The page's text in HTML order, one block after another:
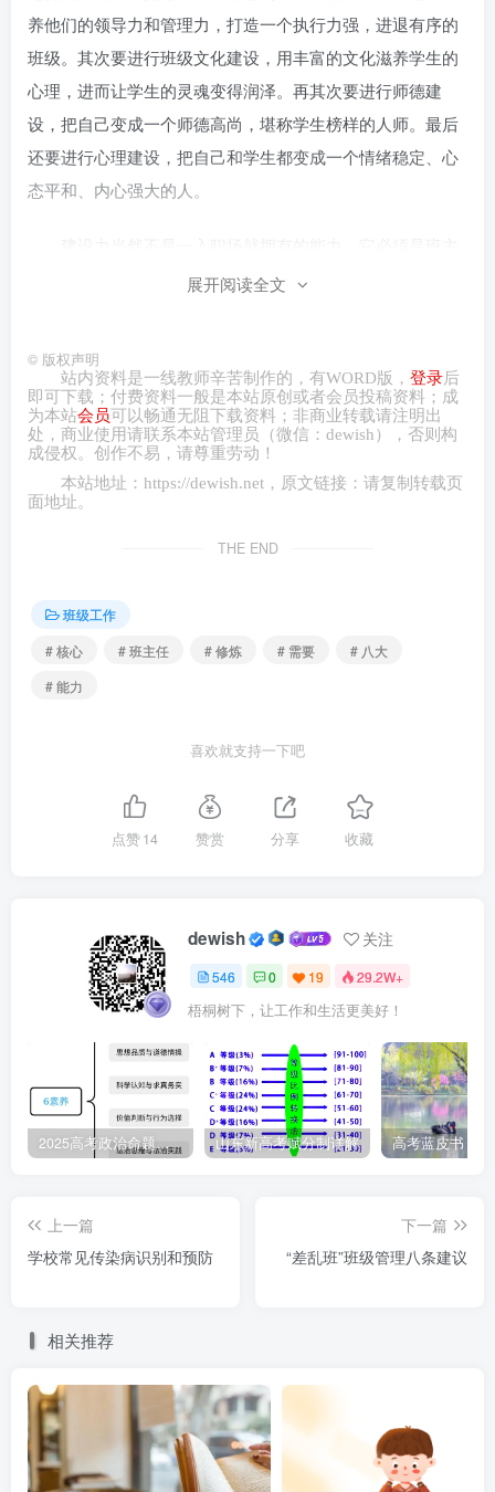
养他们的领导力和管理力，打造一个执行力强，进退有序的
班级。其次要进行班级文化建设，用丰富的文化滋养学生的
心理，进而让学生的灵魂变得润泽。再其次要进行师德建
设，把自己变成一个师德高尚，堪称学生榜样的人师。最后
还要进行心理建设，把自己和学生都变成一个情绪稳定、心
态平和、内心强大的人。
任在守住自己的教室和讲台的基础上，全心全意为学生付
五、故事力
故事力。我在很多场合都说过，我不是一个讲道理的班
主任，我只给学生讲故事。为什么呢？因为从心理学这个角
度来讲，任何一个人，包括小孩，都不喜欢别人在他面前高
别喜欢讲道理，往往把自己讲得热泪盈眶，感动不已，但在
优秀班主任会放下讲道理的执念，而是努力提升自己讲
故事的能力。给学生讲自己的故事，学长学姐们的故事，名
理的小故事，都可以讲。即便没有故事，编一个故事也成。
六、写作力
思，在大脑里复盘式反思，但这样的反思难免流于肤浅。唯
有通过写作，才能全面复盘，才能扪心自问，才能总结梳
理，才能改进当下工作的不足，规避后续工作中的风险。
写作还有一个特别大的福利回报，那就是输出可以倒逼
自己输入。班主任唯有不断地输入，视野才会开阔，格局才
会变大，教育理念才会与时俱进，学生观和教育观才不会扭
写作力的提升，当然不是一蹴而就的事。笔耕不辍是提
精彩，是写好文章的必要前提。
七、课程力
课程力。优秀班主任不仅要在自己所执教的学科中落实
学科思政，实施五育并举，以德育为首，把学生培养成德智
展开阅读全文
© 版权声明
站内资料是一线教师辛苦制作的，有WORD版， 登录后
即可下载；付费资料一般是本站原创或者会员投稿资料；成
为本站会员可以畅通无阻下载资料；非商业转载请注明出
处，商业使用请联系本站管理员（微信： dewish ），否则构
成侵权。创作不易，请尊重劳动！
本站地址： https://dewish.net ，原文链接：请复制转载页
面地址。
THE END
班级工作
# 核心
# 班主任 # 修炼 # 需要
# 八大
# 能力
喜欢就支持一下吧
点赞14 赞赏 分享 收藏
dewish 关注
546 0 19 29.2W+
梧桐树下，让工作和生活更美好！
2025高考政治命题纲要解读 山东新高考赋分制详解
上一篇
学校常见传染病识别和预防
下一篇
“差乱班”班级管理八条建议
相关推荐